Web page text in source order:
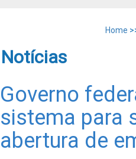
Home
Notícias
Governo
sistema para
abertura de